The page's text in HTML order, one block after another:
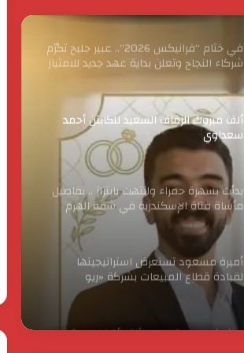
ألف مبروك الزفاف السعيد للكابتن أحمد
سعداوي
بدأت بسهرة حمراء وانتهت بابتزاز .. تفاصيل
مأساة فتاة الإسكندرية في شقة الهرم
أميرة مسعود تستعرض استراتيجيتها
لقيادة قطاع المبيعات بشركة «ريو
للاستثمار العقاري»
سانوفي مصر تحصد جائزة “أفضل جهة
عمل” لعام 2026
6 مخالفات جسيمة تجبر «التعليم» على